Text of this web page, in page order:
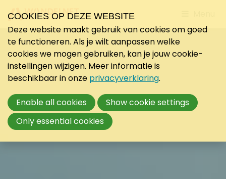
to
COOKIES OP DEZE WEBSITE
Deze website maakt gebruik van cookies om goed
te functioneren. Als je wilt aanpassen welke
cookies we mogen gebruiken, kan je jouw cookie-
instellingen wijzigen. Meer informatie is
beschikbaar in onze privacyverklaring.
Enable all cookies
Show cookie settings
Only essential cookies